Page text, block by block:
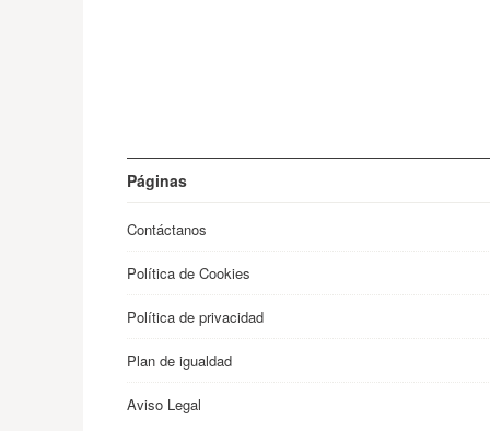
Páginas
Contáctanos
Política de Cookies
Política de privacidad
Plan de igualdad
Aviso Legal